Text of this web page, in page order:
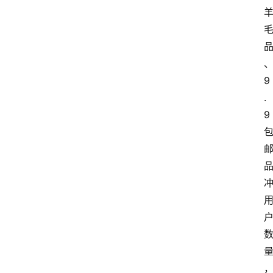
羊
毛
品
、
9
.
9
包
邮
品
冲
用
户
数
量
，